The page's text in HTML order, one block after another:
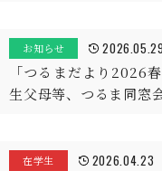
お知らせ 2026.05.29
「つるまだより2026
生父母等、つるま同窓
在学生 2026.04.23